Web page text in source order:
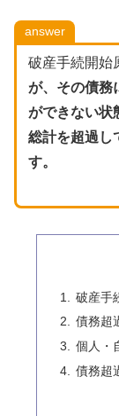
answer
破産手続開始
が、その債務
ができない状
総計を超過し
す。
破産手
債務超
個人・
債務超